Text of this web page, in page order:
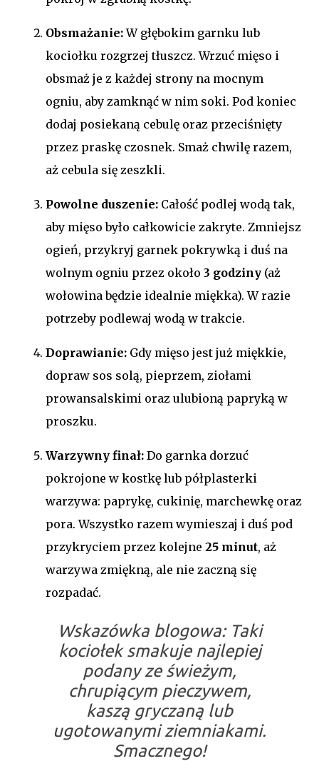
Obsmażanie:W głębokim garnku lub
kociołku rozgrzej tłuszcz. Wrzuć mięso i
obsmaż je z każdej strony na mocnym
ogniu, aby zamknąć w nim soki. Pod koniec
dodaj posiekaną cebulę oraz przeciśnięty
przez praskę czosnek. Smaż chwilę razem,
aż cebula się zeszkli.
Powolne duszenie: Całość podlej wodą tak,
aby mięso było całkowicie zakryte. Zmniejsz
ogień, przykryj garnek pokrywką i duś na
wolnym ogniu przez około 3 godziny (aż
wołowina będzie idealnie miękka). W razie
potrzeby podlewaj wodą w trakcie.
Doprawianie: Gdy mięso jest już miękkie,
dopraw sos solą, pieprzem, ziołami
prowansalskimi oraz ulubioną papryką w
proszku.
Warzywny finał: Do garnka dorzuć
pokrojone w kostkę lub półplasterki
warzywa: paprykę, cukinię, marchewkę oraz
pora. Wszystko razem wymieszaj i duś pod
przykryciem przez kolejne 25 minut, aż
warzywa zmiękną, ale nie zaczną się
rozpadać.
Wskazówka blogowa:Taki
kociołek smakuje najlepiej
podany ze świeżym,
chrupiącym pieczywem,
kaszą gryczaną lub
ugotowanymi ziemniakami.
Smacznego!